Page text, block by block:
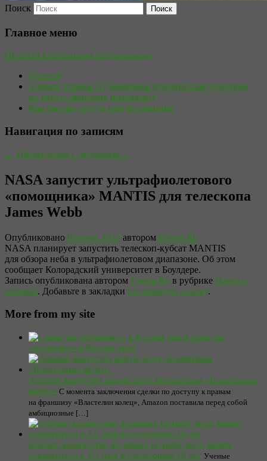
Поиск
Главное меню
Перейти к основному содержимому
Главная
Yomiuri: страны G7 намерены принять план действий
по искусственному интеллекту
Как быстро уснуть при бессоннице
Навигация по записям
← Предыдущая Следующая →
NASA запустит ультрафиолетового
«помощника» MANTIS для телескопа
James Webb
Опубликовано 8 июня, 2023 автором Газета.Ru
NASA планирует запустить телескоп-кубсат MANTIS
для обзора неба в ультрафиолетовом диапазоне. Об этом
сообщает Колорадский университет в Боулдере.
Запись опубликована автором Газета.Ru в рубрике Наука и
техника. Добавьте в закладки постоянную ссылку.
More from my site
Спрос на
«вторичку» в России упал
Amazon выпустит новую игру по мотивам «Властелина
колец» С момента заключения сделки по доступу к правам
на франшизу «Властелин колец», Amazon поставила перед собой
амбициозные […]
Science: количество видимых на небе звезд может
сократиться в 2,5 раза в следующие 18 лет Ученые